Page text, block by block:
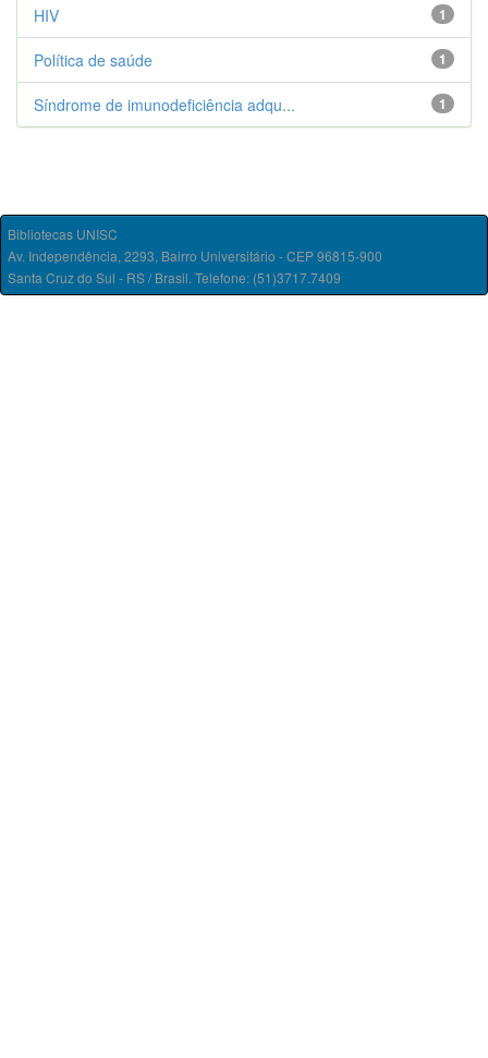
1
HIV
1
Política de saúde
1
Síndrome de imunodeficiência adqu...
Bibliotecas UNISC
Av. Independência, 2293, Bairro Universitário - CEP 96815-900
Santa Cruz do Sul - RS / Brasil. Telefone: (51)3717.7409